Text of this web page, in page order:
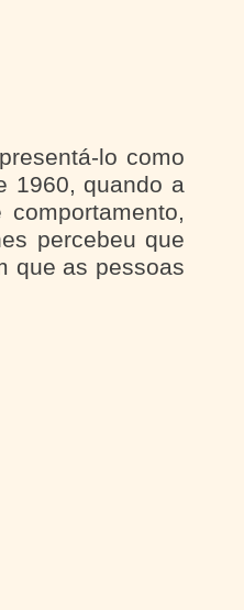
lo como
1960, quando a
percebeu que
que as pessoas